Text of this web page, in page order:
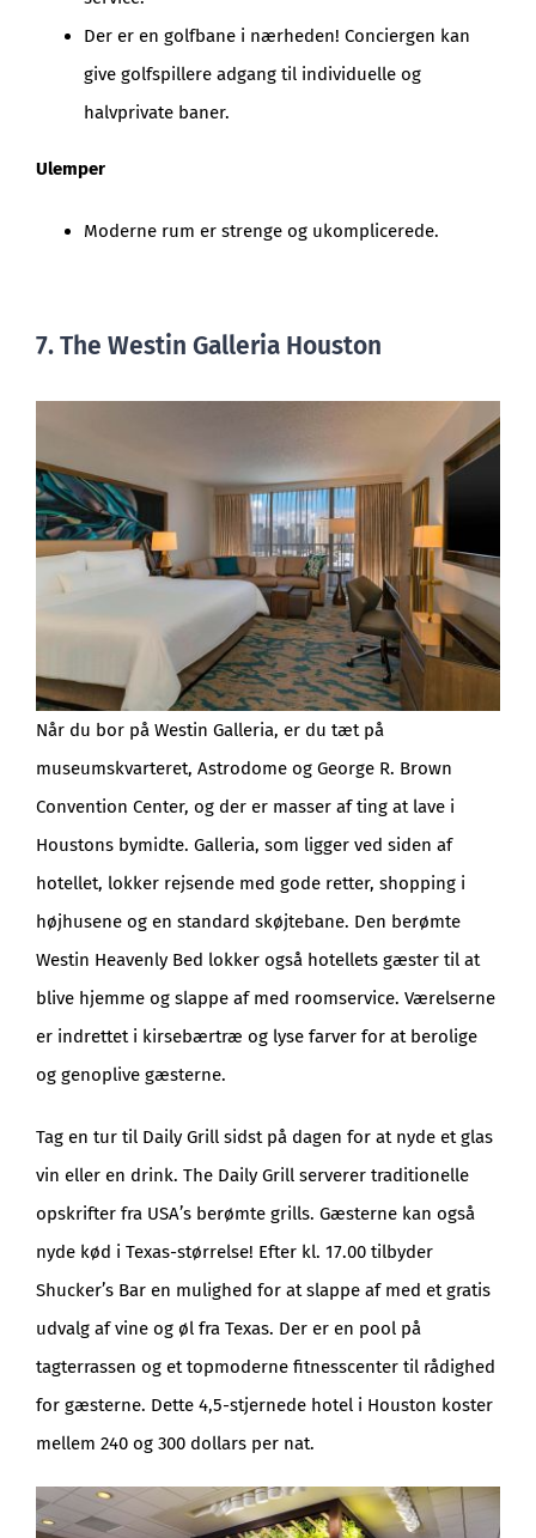
Der er en golfbane i nærheden! Conciergen kan
give golfspillere adgang til individuelle og
halvprivate baner.
Ulemper
Moderne rum er strenge og ukomplicerede.
7. The Westin Galleria Houston
Når du bor på Westin Galleria, er du tæt på
museumskvarteret, Astrodome og George R. Brown
Convention Center, og der er masser af ting at lave i
Houstons bymidte. Galleria, som ligger ved siden af
hotellet, lokker rejsende med gode retter, shopping i
højhusene og en standard skøjtebane. Den berømte
Westin Heavenly Bed lokker også hotellets gæster til at
blive hjemme og slappe af med roomservice. Værelserne
er indrettet i kirsebærtræ og lyse farver for at berolige
og genoplive gæsterne.
Tag en tur til Daily Grill sidst på dagen for at nyde et glas
vin eller en drink. The Daily Grill serverer traditionelle
opskrifter fra USA’s berømte grills. Gæsterne kan også
nyde kød i Texas-størrelse! Efter kl. 17.00 tilbyder
Shucker’s Bar en mulighed for at slappe af med et gratis
udvalg af vine og øl fra Texas. Der er en pool på
tagterrassen og et topmoderne fitnesscenter til rådighed
for gæsterne. Dette 4,5-stjernede hotel i Houston koster
mellem 240 og 300 dollars per nat.